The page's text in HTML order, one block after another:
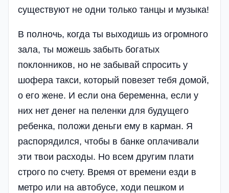
существуют не одни только танцы и музыка!
В полночь, когда ты выходишь из огромного
зала, ты можешь забыть богатых
поклонников, но не забывай спросить у
шофера такси, который повезет тебя домой,
о его жене. И если она беременна, если у
них нет денег на пеленки для будущего
ребенка, положи деньги ему в карман. Я
распорядился, чтобы в банке оплачивали
эти твои расходы. Но всем другим плати
строго по счету. Время от времени езди в
метро или на автобусе, ходи пешком и